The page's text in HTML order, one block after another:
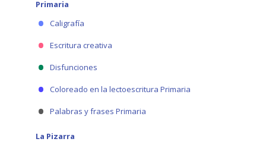
Primaria
Caligrafía
Escritura creativa
Disfunciones
Coloreado en la lectoescritura Primaria
Palabras y frases Primaria
La Pizarra